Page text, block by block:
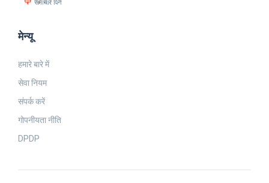
मेन्यू
हमारे बारे में
सेवा नियम
संपर्क करें
गोपनीयता नीति
DPDP